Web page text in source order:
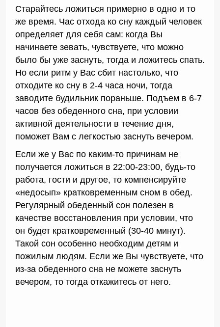
Старайтесь ложиться примерно в одно и то
же время. Час отхода ко сну каждый человек
определяет для себя сам: когда Вы
начинаете зевать, чувствуете, что можно
было бы уже заснуть, тогда и ложитесь спать.
Но если ритм у Вас сбит настолько, что
отходите ко сну в 2-4 часа ночи, тогда
заводите будильник пораньше. Подъем в 6-7
часов без обеденного сна, при условии
активной деятельности в течение дня,
поможет Вам с легкостью заснуть вечером.
Если же у Вас по каким-то причинам не
получается ложиться в 22:00-23:00, будь-то
работа, гости и другое, то компенсируйте
«недосып» кратковременным сном в обед.
Регулярный обеденный сон полезен в
качестве восстановления при условии, что
он будет кратковременный (30-40 минут).
Такой сон особенно необходим детям и
пожилым людям. Если же Вы чувствуете, что
из-за обеденного сна не можете заснуть
вечером, то тогда откажитесь от него.